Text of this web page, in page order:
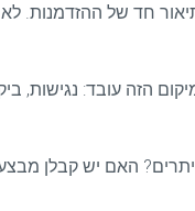
חד של
הזה עובד: נגישות,
האם יש קבלן